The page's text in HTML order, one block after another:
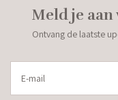
Meld je
Ontvang de laatste